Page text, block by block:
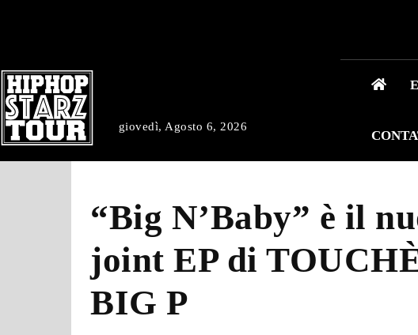
giovedì, Agosto 6, 2026
“Big N’Baby” è il
joint EP di
BIG P